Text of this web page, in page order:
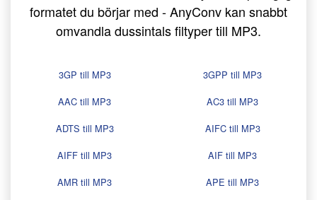
formatet du börjar med - AnyConv kan snabbt
omvandla dussintals filtyper till MP3.
3GP till MP3
3GPP till MP3
AAC till MP3
AC3 till MP3
ADTS till MP3
AIFC till MP3
AIFF till MP3
AIF till MP3
AMR till MP3
APE till MP3